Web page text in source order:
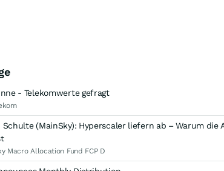
- Telekomwerte gefragt
(MainSky): Hyperscaler liefern ab – Warum die
Macro Allocation Fund FCP D